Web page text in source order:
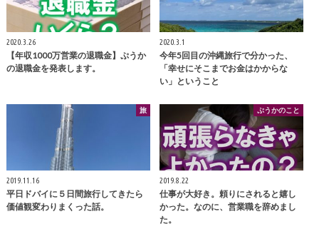
2020.3.26
【年収1000万営業の退職金】ぷうか
の退職金を発表します。
2020.3.1
今年5回目の沖縄旅行で分かった、
「幸せにそこまでお金はかからな
い」ということ
旅
2019.11.16
平日ドバイに５日間旅行してきたら
価値観変わりまくった話。
ぷうかのこと
2019.8.22
仕事が大好き。頼りにされると嬉し
かった。なのに、営業職を辞めまし
た。